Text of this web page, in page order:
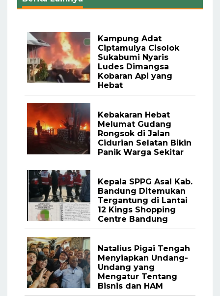
Kampung Adat
Ciptamulya Cisolok
Sukabumi Nyaris
Ludes Dimangsa
Kobaran Api yang
Hebat
Kebakaran Hebat
Melumat Gudang
Rongsok di Jalan
Cidurian Selatan Bikin
Panik Warga Sekitar
Kepala SPPG Asal Kab.
Bandung Ditemukan
Tergantung di Lantai
12 Kings Shopping
Centre Bandung
Natalius Pigai Tengah
Menyiapkan Undang-
Undang yang
Mengatur Tentang
Bisnis dan HAM